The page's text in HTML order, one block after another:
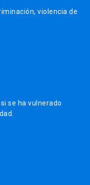
violencia de
se ha vulnerado